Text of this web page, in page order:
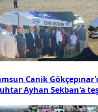
Canik
Ayhan Sekban'a